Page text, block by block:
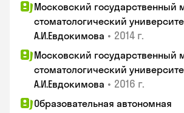
Московский государственный
стоматологический
А.И.Евдокимова • 2014 г.
Московский государственный
стоматологический
А.И.Евдокимова • 2016 г.
Образовательная автономная